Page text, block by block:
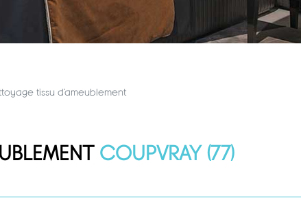
tissu d’ameublement
COUPVRAY (77)